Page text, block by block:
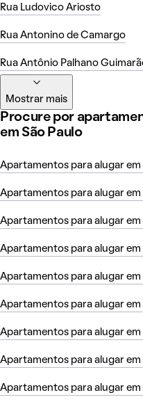
Rua Ludovico Ariosto
Rua Antonino de Camargo
Rua Antônio Palhano
Mostrar mais
Procure por
em São Paulo
Apartamentos para alugar em
Apartamentos para alugar
Apartamentos para alugar em
Apartamentos para alugar em
Apartamentos para alugar
Apartamentos para alugar
Apartamentos para alugar em
Apartamentos para alugar
Apartamentos para alugar em